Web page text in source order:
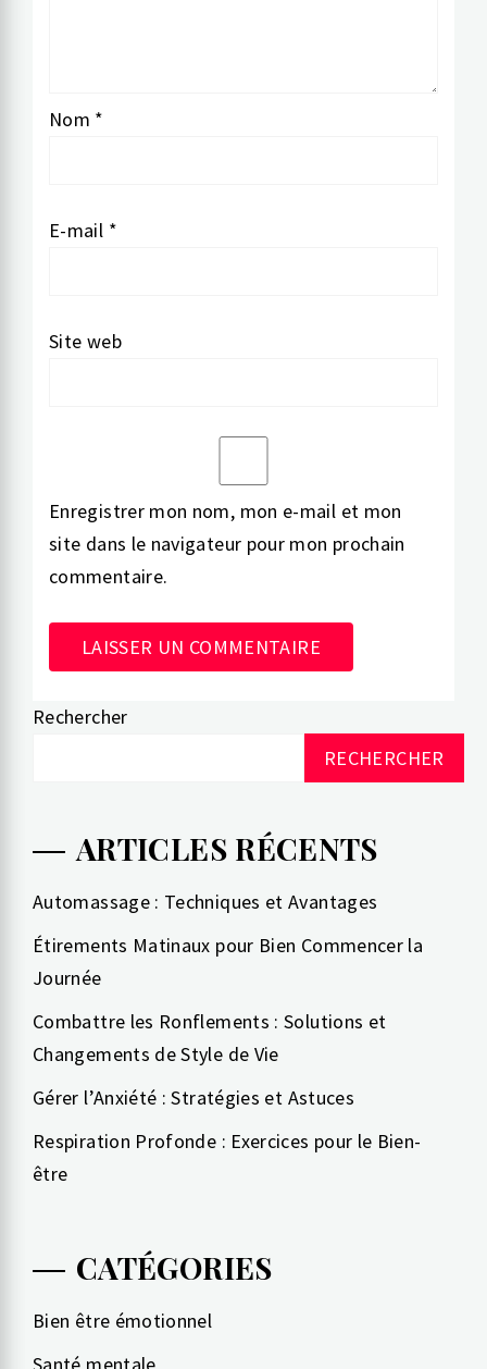
Nom *
E-mail *
Site web
Enregistrer mon nom, mon e-mail et mon
site dans le navigateur pour mon prochain
commentaire.
Alternative:
Rechercher
RECHERCHER
ARTICLES RÉCENTS
Automassage : Techniques et Avantages
Étirements Matinaux pour Bien Commencer la
Journée
Combattre les Ronflements : Solutions et
Changements de Style de Vie
Gérer l’Anxiété : Stratégies et Astuces
Respiration Profonde : Exercices pour le Bien-
être
CATÉGORIES
Bien être émotionnel
Santé mentale